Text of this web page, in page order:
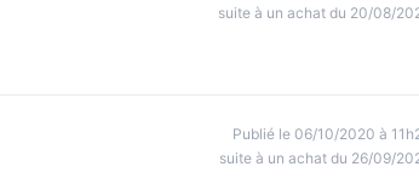
suite à un achat du 20/08/
Publié le 06/10/2020 à
suite à un achat du 26/09/